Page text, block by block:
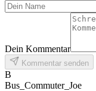
Dein Kommentar
Kommentar senden
B
Bus_Commuter_Joe